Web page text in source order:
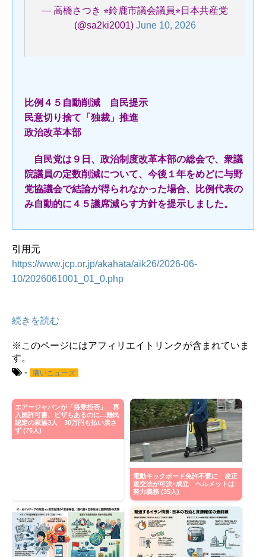
— 高橋さつき ⭐︎鈴鹿市議会議員⭐︎日本共産党
(@sa2ki2001) June 10, 2026
比例４５自動削減 自民提示
民意切り捨て「独裁」推進
政治改革本部
自民党は９日、政治制度改革本部の総会で、衆議
院議員の定数削減について、今後１年をめどに与野
党協議会で結論が得られなかった場合、比例代表の
み自動的に４５議席減らす方針を提示しました。
引用元
https://www.jcp.or.jp/akahata/aik26/2026-06-
10/2026061001_01_0.php
続きを読む
※このページにはアフィリエイトリンクが含まれていま
す。
-
痛いニュース
エアージャパンが「搭乗拒否」 再
入国許可書、ビザもあるのに…難民
認定の家族3人 30万円も払い戻さ
ず (76人)
電動キックボード免許不要に 改正
道交法が可決･成立 ヘルメットは
努力義務 (35人)